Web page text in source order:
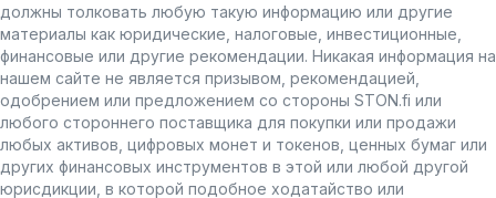
должны толковать любую такую информацию или другие
материалы как юридические, налоговые, инвестиционные,
финансовые или другие рекомендации. Никакая информация на
нашем сайте не является призывом, рекомендацией,
одобрением или предложением со стороны STON.fi или
любого стороннего поставщика для покупки или продажи
любых активов, цифровых монет и токенов, ценных бумаг или
других финансовых инструментов в этой или любой другой
юрисдикции, в которой подобное ходатайство или